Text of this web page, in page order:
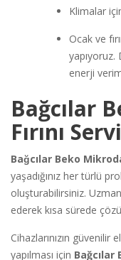
Klimalar
Ocak ve
yapıyoruz.
enerji
Bağcılar
Fırını
Bağcılar Beko
yaşadığınız her türlü
oluşturabilirsiniz.
ederek kısa sürede
Cihazlarınızın güvenilir
yapılması için Bağcılar